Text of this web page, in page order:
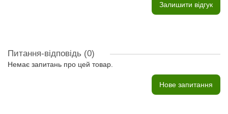
Залишити відгук
Питання-відповідь (0)
Немає запитань про цей товар.
Нове запитання